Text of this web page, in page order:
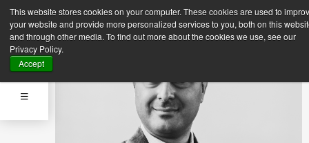
This website stores cookies on your computer. These cookies are used to
your website and provide more personalized services to you, both on this
and through other media. To find out more about the cookies we use, see our
Privacy Policy.
Accept